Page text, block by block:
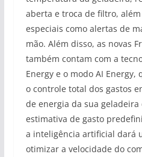
aberta e troca de filtro,
especiais como alertas de
mão. Além disso, as novas
também contam com a
Energy e o modo AI
o controle total dos gastos
de energia da sua geladeira
estimativa de gasto
a inteligência artificial dará
otimizar a velocidade do